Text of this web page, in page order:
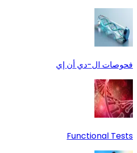
فحوصات ال-دي أن إي
Functional Tests